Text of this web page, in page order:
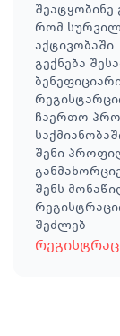
რომ
გექნება
ჩაერთო
შენი
შენს
შეძლებ